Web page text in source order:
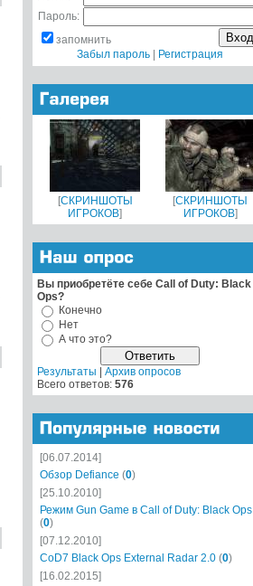
Пароль:
запомнить
Забыл пароль| Регистрация
[СКРИНШОТЫ
ИГРОКОВ]
[СКРИНШОТЫ
ИГРОКОВ]
Вы приобретёте себе Call of Duty: Black
Ops?
Конечно
Нет
А что это?
Результаты
Архив опросов
Всего ответов: 576
[06.07.2014]
Обзор Defiance (0)
[25.10.2010]
Режим Gun Game в Call of Duty: Black Ops
(0)
[07.12.2010]
CoD7 Black Ops External Radar 2.0 (0)
[16.02.2015]